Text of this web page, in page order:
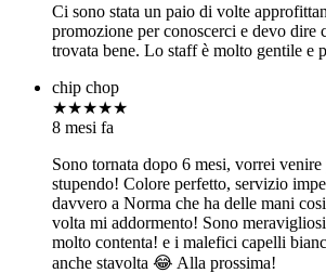
Ci sono stata un paio di volte
promozione per conoscerci e devo dire
trovata bene. Lo staff è molto gentile e
chip chop
★★★★★
8 mesi fa
Sono tornata dopo 6 mesi, vorrei
stupendo! Colore perfetto, servizio
davvero a Norma che ha delle mani
volta mi addormento! Sono
molto contenta! e i malefici capelli
anche stavolta 😂 Alla prossima!